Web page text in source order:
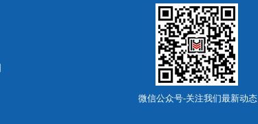
微信公众号-关注我们最新动态